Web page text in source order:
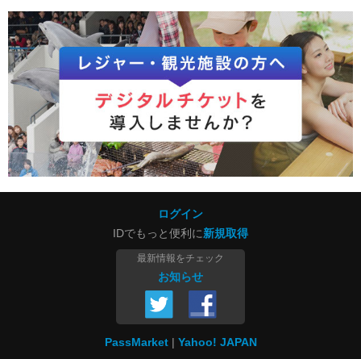
ログイン
IDでもっと便利に新規取得
最新情報をチェック
お知らせ
PassMarket Yahoo! JAPAN